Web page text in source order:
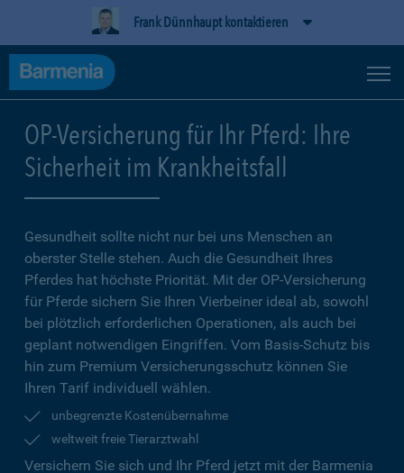
Frank Dünnhaupt kontaktieren
OP-Versicherung für Ihr Pferd: Ihre
Sicherheit im Krankheitsfall
Gesundheit sollte nicht nur bei uns Menschen an
oberster Stelle stehen. Auch die Gesundheit Ihres
Pferdes hat höchste Priorität. Mit der OP-Versicherung
für Pferde sichern Sie Ihren Vierbeiner ideal ab, sowohl
bei plötzlich erforderlichen Operationen, als auch bei
geplant notwendigen Eingriffen. Vom Basis-Schutz bis
hin zum Premium Versicherungsschutz können Sie
Ihren Tarif individuell wählen.
unbegrenzte Kostenübernahme
weltweit freie Tierarztwahl
Versichern Sie sich und Ihr Pferd jetzt mit der Barmenia